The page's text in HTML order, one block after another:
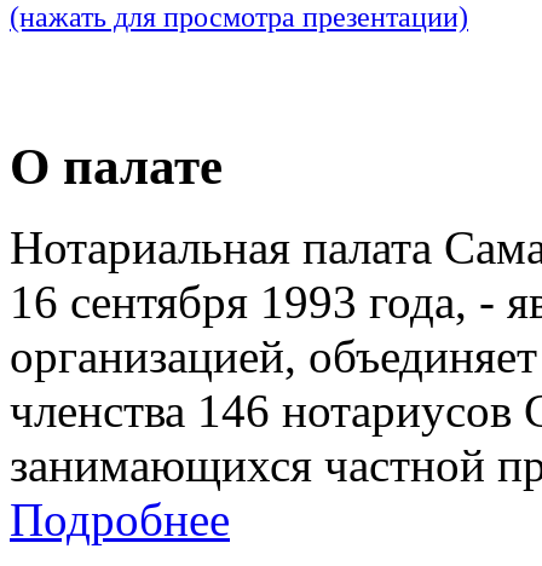
(нажать для просмотра презентации)
О палате
Нотариальная палата
16 сентября 1993 года, -
организацией,
членства 146 нотариусов
занимающихся частной
Подробнее